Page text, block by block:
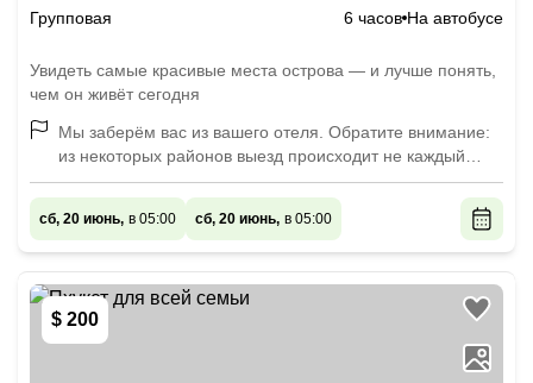
Групповая 6 часов На автобусе
Увидеть самые красивые места острова — и лучше понять,
чем он живёт сегодня
Мы заберём вас из вашего отеля. Обратите внимание:
из некоторых районов выезд происходит не каждый
день или предполагается доплата за трансфер.
сб, 20 июнь, в 05:00 сб, 20 июнь, в 05:00
$ 200